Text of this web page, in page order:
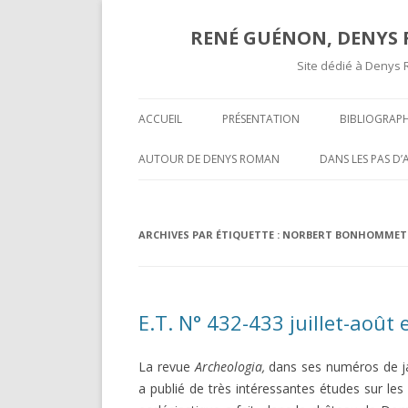
RENÉ GUÉNON,
Site dédié à
ACCUEIL PRÉSENTATION
TEXTES ET
COMPTES
AUTOUR DE DENYS ROMAN
OPÉRATIVITÉ ET MAÇONNERIE
DARKNESS VISIBLE PARTIE 2
DANS LES PAS
MARCEL MAUGY
UNE
RENÉ GUÉNON
MULTITUDE ( II
T-ON ?
ARCHIVES PAR ÉTIQUETTE : NORBERT BONHOMMET
E.T. N° 432-433 juillet-août
La revueArcheologia, dans ses numéros de
a publié de très intéressantes études sur